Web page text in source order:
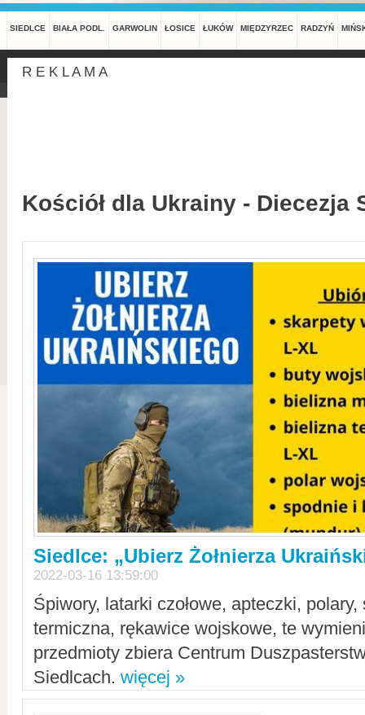
SIEDLCE BIAŁA PODL. GARWOLIN ŁOSICE ŁUKÓW MIĘDZYRZEC RADZYŃ
R E K L A M A
Kościół dla Ukrainy - Diecezja
Siedlce: „Ubierz Żołnierza
2022-03-16 13:59:00
Śpiwory, latarki czołowe, apteczki,
termiczna, rękawice wojskowe, te
przedmioty zbiera Centrum
Siedlcach. więcej »